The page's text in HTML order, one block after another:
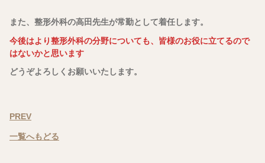
また、整形外科の高田先生が常勤として着任します。
今後はより整形外科の分野についても、皆様のお役に立てるので
はないかと思います
どうぞよろしくお願いいたします。
PREV
一覧へもどる